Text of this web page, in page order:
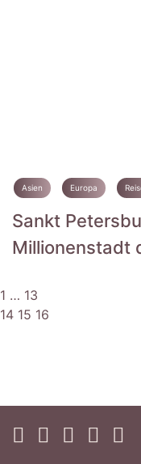
Asien Europa
Sankt
Millionenstadt
1 … 13
14 15 16